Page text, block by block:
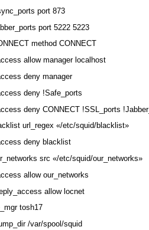
port 873
port 5222 5223
method CONNECT
allow manager localhost
deny manager
deny !Safe_ports
deny CONNECT !SSL_ports
url_regex «/etc/squid/blacklist»
deny blacklist
src «/etc/squid/our_networks»
allow our_networks
allow locnet
tosh17
/var/spool/squid